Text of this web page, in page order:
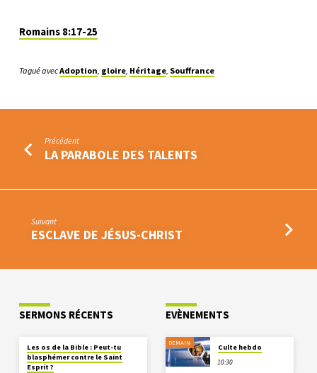
Romains 8:17-25
Tagué avecAdoption, gloire, Héritage, Souffrance
Précédent
LA PARABOLE DES TALENTS
Suivant
ESCLAVE DE JÉSUS-CHRIST
SERMONS RÉCENTS
Les os de la Bible : Peut-tu
blasphémer contre le Saint
Esprit ?
EVÈNEMENTS
DEMAIN
Culte hebdo
10:30